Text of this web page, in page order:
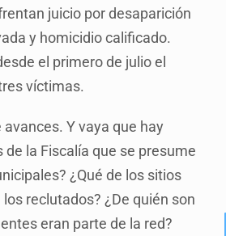
juicio por desaparición
y homicidio calificado.
el primero de julio el
víctimas.
Y vaya que hay
la Fiscalía que se presume
¿Qué de los sitios
reclutados? ¿De quién son
eran parte de la red?